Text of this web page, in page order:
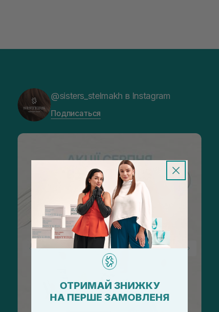
@sisters_stelmakh в Instagram
Подписаться
ОТРИМАЙ ЗНИЖКУ
НА ПЕРШЕ ЗАМОВЛЕНЯ